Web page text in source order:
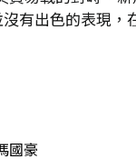
有出色的表現
國豪